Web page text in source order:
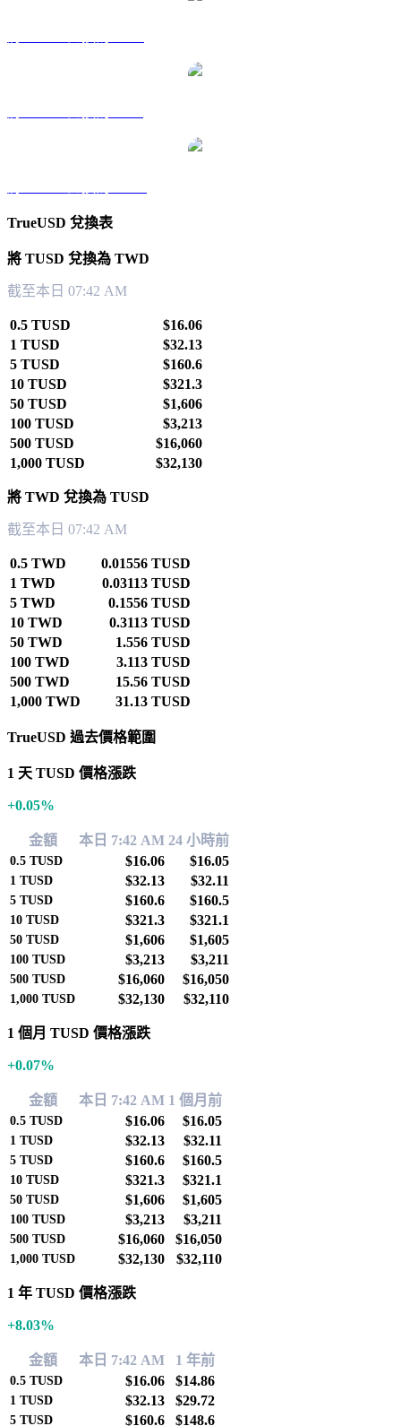
TrueUSD 兌換表
將 TUSD 兌換為 TWD
截至本日 07:42 AM
0.5 TUSD
$16.06
1 TUSD
$32.13
5 TUSD
$160.6
10 TUSD
$321.3
50 TUSD
$1,606
100 TUSD
$3,213
500 TUSD
$16,060
1,000 TUSD
$32,130
將 TWD 兌換為 TUSD
截至本日 07:42 AM
0.5 TWD
0.01556 TUSD
1 TWD
0.03113 TUSD
5 TWD
0.1556 TUSD
10 TWD
0.3113 TUSD
50 TWD
1.556 TUSD
100 TWD
3.113 TUSD
500 TWD
15.56 TUSD
1,000 TWD
31.13 TUSD
TrueUSD 過去價格範圍
1 天 TUSD 價格漲跌
+0.05%
金額 本日 7:42 AM 24 小時前
0.5 TUSD $16.06 $16.05
1 TUSD $32.13 $32.11
5 TUSD $160.6 $160.5
10 TUSD $321.3 $321.1
50 TUSD $1,606 $1,605
100 TUSD $3,213 $3,211
500 TUSD $16,060 $16,050
1,000 TUSD $32,130 $32,110
1 個月 TUSD 價格漲跌
+0.07%
金額 本日 7:42 AM 1 個月前
0.5 TUSD $16.06 $16.05
1 TUSD $32.13 $32.11
5 TUSD $160.6 $160.5
10 TUSD $321.3 $321.1
50 TUSD $1,606 $1,605
100 TUSD $3,213 $3,211
500 TUSD $16,060 $16,050
1,000 TUSD $32,130 $32,110
1 年 TUSD 價格漲跌
+8.03%
金額 本日 7:42 AM 1 年前
0.5 TUSD $16.06 $14.86
1 TUSD $32.13 $29.72
5 TUSD $160.6 $148.6